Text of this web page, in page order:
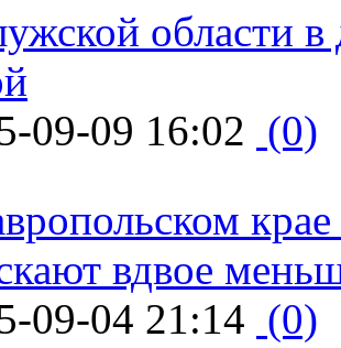
области в
09-09 16:02 (0)
вдвое
09-04 21:14 (0)